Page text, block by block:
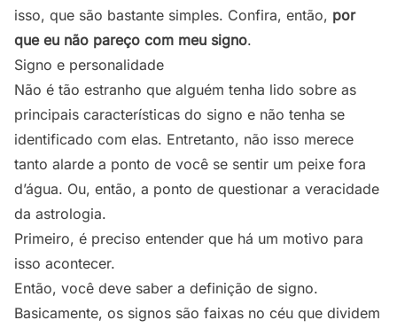
isso, que são bastante simples. Confira, então, por
que eu não pareço com meu signo.
Signo e personalidade
Não é tão estranho que alguém tenha lido sobre as
principais características do signo e não tenha se
identificado com elas. Entretanto, não isso merece
tanto alarde a ponto de você se sentir um peixe fora
d’água. Ou, então, a ponto de questionar a veracidade
da astrologia.
Primeiro, é preciso entender que há um motivo para
isso acontecer.
Então, você deve saber a definição de signo.
Basicamente, os signos são faixas no céu que dividem